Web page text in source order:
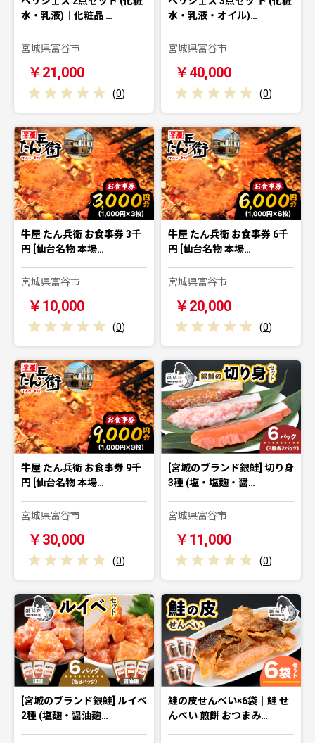
水・乳液)｜化粧品 …
宮城県富谷市
￥21,000
(0)
水・乳液・オイル)…
宮城県富谷市
￥40,000
(0)
牛屋 たん兵衛 お食事券 3千
円 [仙台名物 本場…
宮城県富谷市
￥10,000
(0)
牛屋 たん兵衛 お食事券 6千
円 [仙台名物 本場…
宮城県富谷市
￥20,000
(0)
牛屋 たん兵衛 お食事券 9千
円 [仙台名物 本場…
宮城県富谷市
￥30,000
(0)
[宮城のブランド銀鮭] 切り身
3種 (塩・塩麹・醤…
宮城県富谷市
￥11,000
(0)
[宮城のブランド銀鮭] ルイベ
2種 (塩麹・醤油麹…
鮭の皮せんべい×6袋｜鮭 せ
んべい 煎餅 おつまみ…